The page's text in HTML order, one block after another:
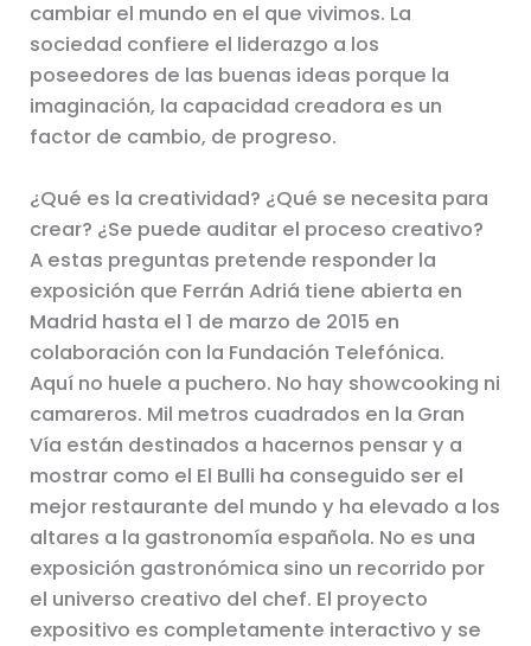
cambiar el mundo en el que vivimos. La
sociedad confiere el liderazgo a los
poseedores de las buenas ideas porque la
imaginación, la capacidad creadora es un
factor de cambio, de progreso.
¿Qué es la creatividad? ¿Qué se necesita para
crear? ¿Se puede auditar el proceso creativo?
A estas preguntas pretende responder la
exposición que Ferrán Adriá tiene abierta en
Madrid hasta el 1 de marzo de 2015 en
colaboración con la Fundación Telefónica.
Aquí no huele a puchero. No hay showcooking ni
camareros. Mil metros cuadrados en la Gran
Vía están destinados a hacernos pensar y a
mostrar como el El Bulli ha conseguido ser el
mejor restaurante del mundo y ha elevado a los
altares a la gastronomía española. No es una
exposición gastronómica sino un recorrido por
el universo creativo del chef. El proyecto
expositivo es completamente interactivo y se